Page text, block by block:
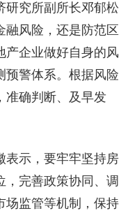
研究所副所长邓郁松
融风险，还是防范区
产企业做好自身的风
预警体系。根据风险
准确判断、及早发
表示，要牢牢坚持房
，完善政策协同、调
场监管等机制，保持